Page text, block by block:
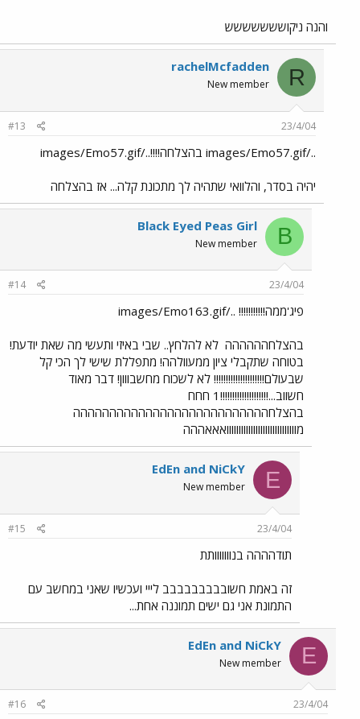
והנה ניקוששששששש
R
rachelMcfadden
New member
23/4/04
#13
../images/Emo57.gif בהצלחה!!!!../images/Emo57.gif
יהיה בסדר, והלוואי שתהיה לך מתכונת קלה... אז בהצלחה
B
Black Eyed Peas Girl
New member
23/4/04
#14
פיג'ממה!!!!!!!!!!! ../images/Emo163.gif
בהצלחהההההה לא להלחץ.. שבי באיזי ותעשי מה שאת יודעת!
בטוחה שתקבלי ציון ממעוולהה! מתפללת שישי לך הכי קל
שבעולם!!!!!!!!!!!!!!!!!!!!! לא לשכוח מחשבווון! דבר מאוד
חשווב...!!!!!!!!!!!!!!!!!!!!1 חחח
בהצלחההההההההההההההההההההההההההה
מווווווווווווווווווווווווווווואאאההה
E
EdEn and NiCkY
New member
23/4/04
#15
תודהההה בנווווווותת
זה באמת חשובבבבבבבבב לייי ועכשיו שאני במחשב עם
התמונת אני גם ישים תמוננה אחת...
E
EdEn and NiCkY
New member
23/4/04
#16